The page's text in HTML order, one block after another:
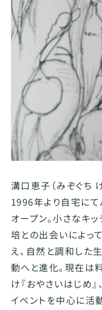
溝口恵子（みぞぐち
1996年より自宅に
オープン。小さなキ
培との出会いによっ
え、自然と調和した
動へと進化。現在は
け『おやさいはじめ
イベントを中心に活